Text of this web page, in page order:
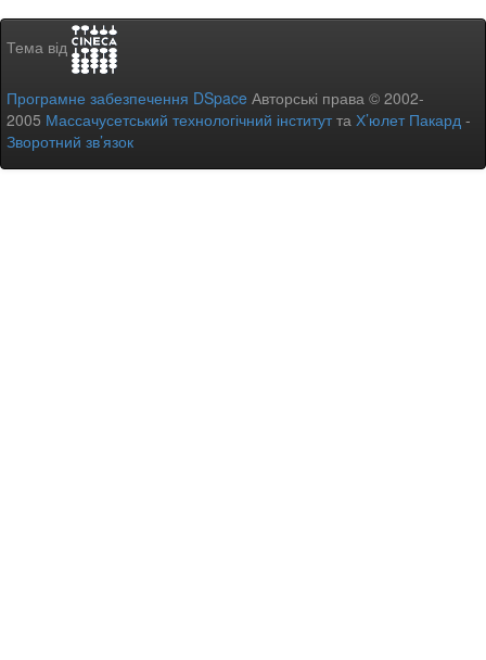
Тема від
Програмне забезпечення DSpace Авторські права © 2002-
2005 Массачусетський технологічний інститутта Х’юлет Пакард -
Зворотний зв’язок